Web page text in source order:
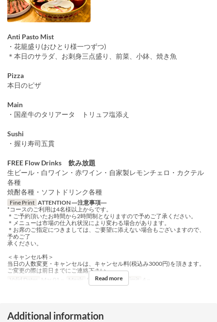
Anti Pasto Mist
・花籠盛り(おひとり様一つずつ)
＊本日のサラダ、お刺身三点盛り、前菜、小鉢、焼き魚
Pizza
本日のピザ
Main
・国産牛のタリアータ トリュフ塩添え
Sushi
・握り寿司五貫
FREE Flow Drinks 飲み放題
生ビール・白ワイン・赤ワイン・自家製レモンチェロ・カクテル
各種
焼酎各種・ソフトドリンク各種
Fine Print ATTENTION ―注意事項―
*コースのご利用は4名様以上からです。
＊ご予約頂いたお時間から2時間制となりますので予めご了承ください。
＊メニューは市場の仕入れ状況により変わる場合があります。
＊お席のご指定につきましては、ご要望に添えない場合もございますので、
予めご了
承ください。
＜キャンセル料＞
当日の人数変更・キャンセルは、キャンセル料(税込み3000円)を頂きます。
ご変更の際は前日までにご連絡下さい。
Valid Dates
Mar 01 ~ Meals Dinner Order Limit 4 ~
Read more
Additional information